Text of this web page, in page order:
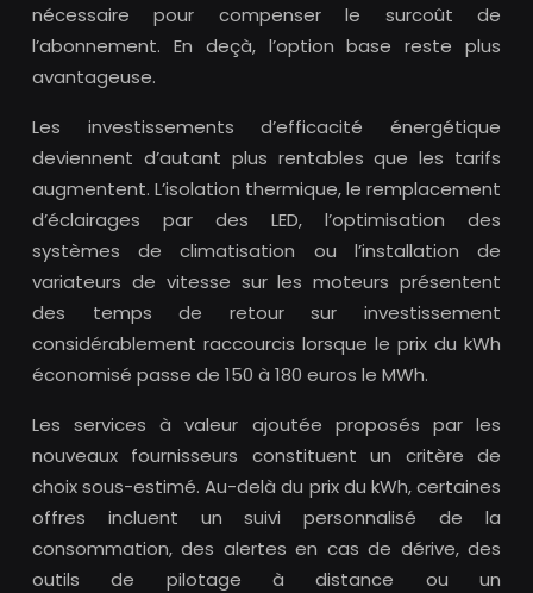
nécessaire pour compenser le surcoût de
l’abonnement. En deçà, l’option base reste plus
avantageuse.
Les investissements d’efficacité énergétique
deviennent d’autant plus rentables que les tarifs
augmentent. L’isolation thermique, le remplacement
d’éclairages par des LED, l’optimisation des
systèmes de climatisation ou l’installation de
variateurs de vitesse sur les moteurs présentent
des temps de retour sur investissement
considérablement raccourcis lorsque le prix du kWh
économisé passe de 150 à 180 euros le MWh.
Les services à valeur ajoutée proposés par les
nouveaux fournisseurs constituent un critère de
choix sous-estimé. Au-delà du prix du kWh, certaines
offres incluent un suivi personnalisé de la
consommation, des alertes en cas de dérive, des
outils de pilotage à distance ou un